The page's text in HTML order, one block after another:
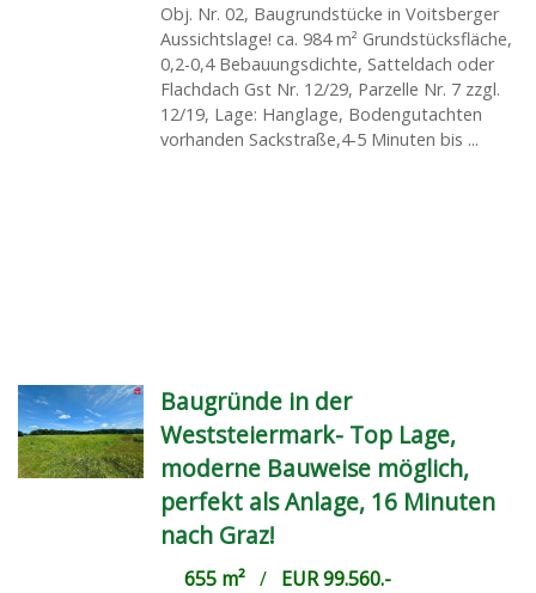
Obj. Nr. 02, Baugrundstücke in Voitsberger
Aussichtslage! ca. 984 m² Grundstücksfläche,
0,2-0,4 Bebauungsdichte, Satteldach oder
Flachdach Gst Nr. 12/29, Parzelle Nr. 7 zzgl.
12/19, Lage: Hanglage, Bodengutachten
vorhanden Sackstraße,4-5 Minuten bis ...
Baugründe in der
Weststeiermark- Top Lage,
moderne Bauweise möglich,
perfekt als Anlage, 16 Minuten
nach Graz!
655 m²/ EUR 99.560.-